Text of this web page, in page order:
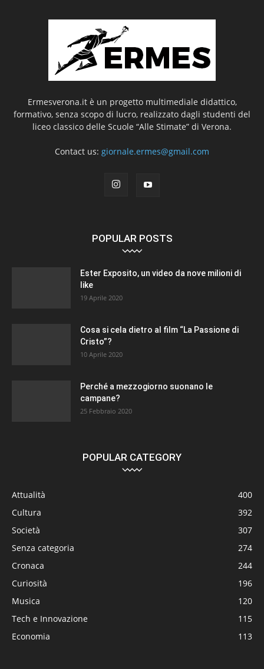
Ermesverona.it è un progetto multimediale didattico,
formativo, senza scopo di lucro, realizzato dagli studenti del
liceo classico delle Scuole “Alle Stimate” di Verona.
Contact us: giornale.ermes@gmail.com
POPULAR POSTS
Ester Exposito, un video da nove milioni di
like
19 Aprile 2020
Cosa si cela dietro al film “La Passione di
Cristo”?
10 Aprile 2020
Perché a mezzogiorno suonano le
campane?
25 Febbraio 2020
POPULAR CATEGORY
Attualità
400
Cultura
392
Società
307
Senza categoria
274
Cronaca
244
Curiosità
196
Musica
120
Tech e Innovazione
115
Economia
113